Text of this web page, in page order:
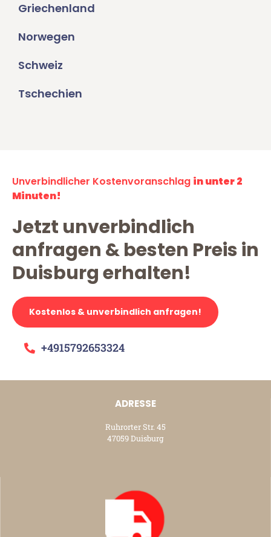
Griechenland
Norwegen
Schweiz
Tschechien
Unverbindlicher Kostenvoranschlag in unter 2
Minuten!
Jetzt unverbindlich
anfragen & besten Preis in
Duisburg erhalten!
Kostenlos & unverbindlich anfragen!
+4915792653324
ADRESSE
Ruhrorter Str. 45
47059 Duisburg